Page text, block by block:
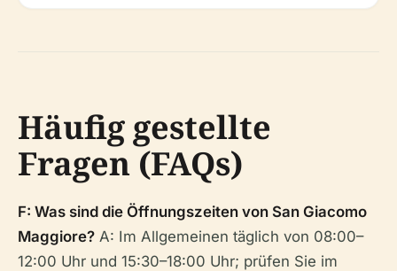
Häufig gestellte
Fragen (FAQs)
F: Was sind die Öffnungszeiten von San Giacomo
Maggiore? A: Im Allgemeinen täglich von 08:00–
12:00 Uhr und 15:30–18:00 Uhr; prüfen Sie im